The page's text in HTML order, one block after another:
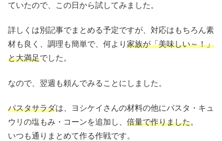
ていたので、この日から試してみました。
詳しくは別記事でまとめる予定ですが、対応はもちろん素
材も良く、調理も簡単で、何より 家族が「美味しい～！」
と大満足でした。
なので、翌週も頼んでみることにしました。
パスタサラダは、ヨシケイさんの材料の他にパスタ・キュ
ウリの塩もみ・コーンを追加し、 倍量で作りました。
いつも通りまとめて作る作戦です。